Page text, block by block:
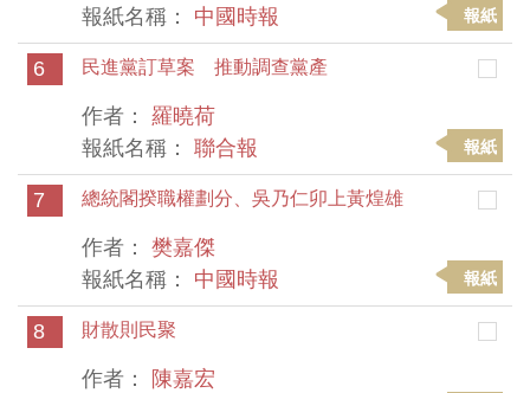
報紙名稱： 中國時報 報紙
6 民進黨訂草案 推動調查黨產
作者： 羅曉荷
報紙名稱： 聯合報 報紙
7 總統閣揆職權劃分、吳乃仁卯上黃煌雄
作者： 樊嘉傑
報紙名稱： 中國時報 報紙
8 財散則民聚
作者：
陳嘉宏